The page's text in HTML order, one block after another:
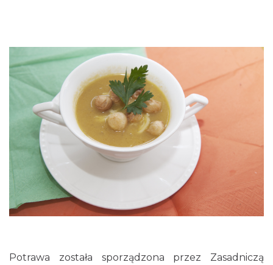
Potrawa została sporządzona przez Zasadniczą